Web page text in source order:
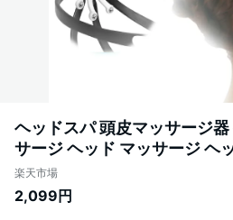
ヘッドスパ 頭皮マッサージ器
サージ ヘッド マッサージ ヘ
自宅 家 頭皮ケア 頭皮ブラシ
ージャー エステ リラックス
楽天市場
2,099円